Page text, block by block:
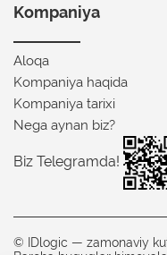
Kompaniya
Aloqa
Kompaniya haqida
Kompaniya tarixi
Nega aynan biz?
Biz Telegramda!
© IDlogic — zamonaviy